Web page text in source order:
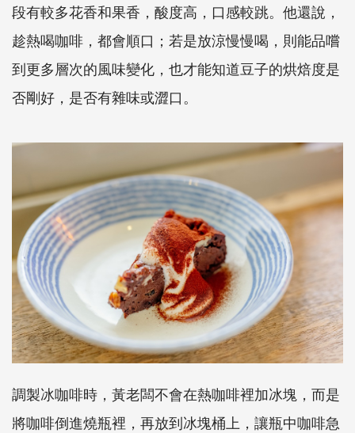
段有較多花香和果香，酸度高，口感較跳。他還說，
趁熱喝咖啡，都會順口；若是放涼慢慢喝，則能品嚐
到更多層次的風味變化，也才能知道豆子的烘焙度是
否剛好，是否有雜味或澀口。
調製冰咖啡時，黃老闆不會在熱咖啡裡加冰塊，而是
將咖啡倒進燒瓶裡，再放到冰塊桶上，讓瓶中咖啡急